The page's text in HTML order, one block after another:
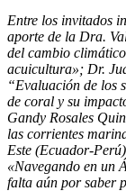
Entre los invitados
aporte de la Dra.
del cambio
acuicultura»; Dr.
“Evaluación de los
de coral y su
Gandy Rosales
las corrientes
Este (Ecuador-
«Navegando en un
falta aún por saber